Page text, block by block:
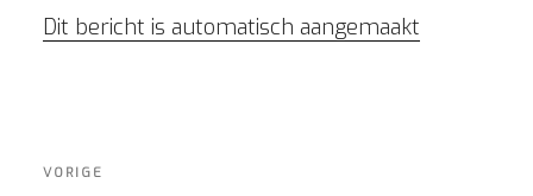
Dit bericht is automatisch aangemaakt
navigatie
Vorig
VORIGE